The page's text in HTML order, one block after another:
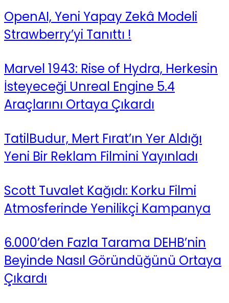
OpenAI, Yeni Yapay Zekâ Modeli
Strawberry’yi Tanıttı !
Marvel 1943: Rise of Hydra, Herkesin
İsteyeceği Unreal Engine 5.4
Araçlarını Ortaya Çıkardı
TatilBudur, Mert Fırat’ın Yer Aldığı
Yeni Bir Reklam Filmini Yayınladı
Scott Tuvalet Kağıdı: Korku Filmi
Atmosferinde Yenilikçi Kampanya
6.000’den Fazla Tarama DEHB’nin
Beyinde Nasıl Göründüğünü Ortaya
Çıkardı